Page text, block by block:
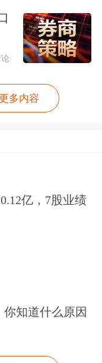
政府已入股英
和关键矿产
会面时讨论
美元，公司
阿布扎比主
领投。
的科技企业
多内容
亿，7股业绩
你知道什么原因